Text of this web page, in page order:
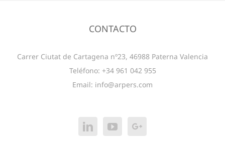
CONTACTO
Carrer Ciutat de Cartagena nº23, 46988 Paterna Valencia
Teléfono: +34 961 042 955
Email: info@arpers.com